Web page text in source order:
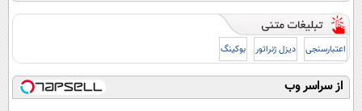
اعتبارسنجی دیزل ژنراتور بوکینگ
از سراسر وب